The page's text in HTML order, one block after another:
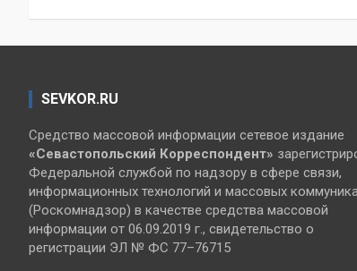
записям
SEVKOR.RU
Средство массовой информации сетевое издание
«Севастопольский Корреспондент»
Федеральной службой по надзору в сфере связи,
информационных технологий и массовых
(Роскомнадзор) в качестве средства массовой
информации от 06.09.2019 г., свидетельство о
регистрации ЭЛ № ФС 77–76715